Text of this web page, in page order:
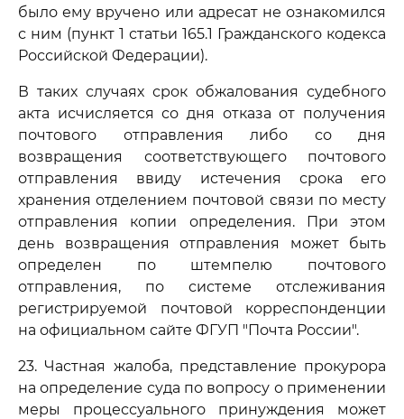
было ему вручено или адресат не ознакомился
с ним (пункт 1 статьи 165.1 Гражданского кодекса
Российской Федерации).
В таких случаях срок обжалования судебного
акта исчисляется со дня отказа от получения
почтового отправления либо со дня
возвращения соответствующего почтового
отправления ввиду истечения срока его
хранения отделением почтовой связи по месту
отправления копии определения. При этом
день возвращения отправления может быть
определен по штемпелю почтового
отправления, по системе отслеживания
регистрируемой почтовой корреспонденции
на официальном сайте ФГУП "Почта России".
23. Частная жалоба, представление прокурора
на определение суда по вопросу о применении
меры процессуального принуждения может